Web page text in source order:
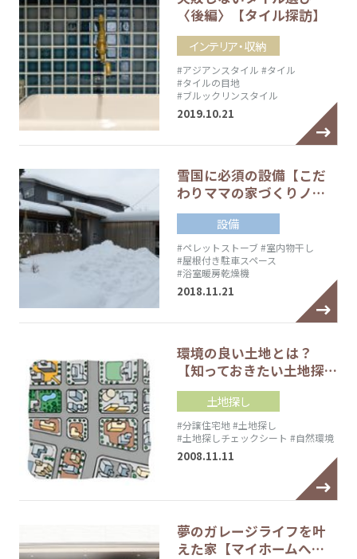
〈後編〉【タイル探訪】
インテリア・収納
#アジアンスタイル #タイル
#タイルの目地
#ブルックリンスタイル
2019.10.21
雪国に必須の設備【こだ
わりママの家づくりノ…
設備
#ペレットストーブ#室内物干し
#屋根付き駐車スペース
#浴室暖房乾燥機
2018.11.21
環境の良い土地とは？
【知っておきたい土地探…
土地探し
#分譲住宅地#土地探し
#土地探しチェックシート #自然環境
2008.11.11
夢のガレージライフを叶
えた家【マイホームへ…